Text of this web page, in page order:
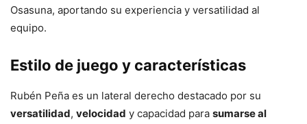
Osasuna, aportando su experiencia y versatilidad al
equipo.
Estilo de juego y características
Rubén Peña es un lateral derecho destacado por su
versatilidad, velocidad y capacidad para sumarse al